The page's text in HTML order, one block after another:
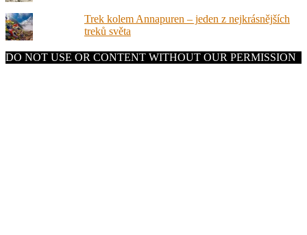
Trek kolem Annapuren – jeden z nejkrásnějších
treků světa
DO NOT USE OR CONTENT WITHOUT OUR PERMISSION